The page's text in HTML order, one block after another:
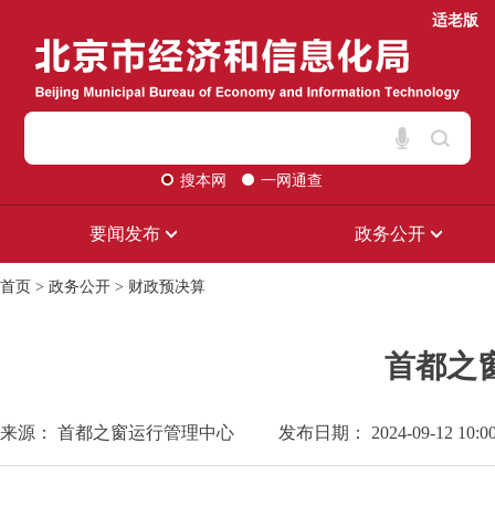
适老版
搜本网 一网通查
要闻发布 政务公开
首页 > 政务公开 > 财政预决算
首都之
来源： 首都之窗运行管理中心 发布日期： 2024-09-12